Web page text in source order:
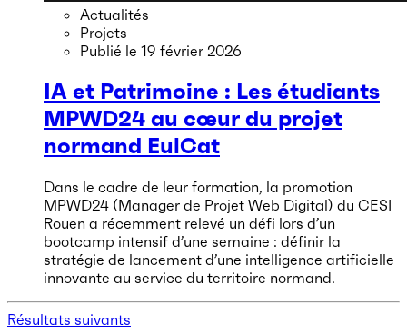
Actualités
Projets
Publié le 19 février 2026
IA et Patrimoine : Les étudiants
MPWD24 au cœur du projet
normand EulCat
Dans le cadre de leur formation, la promotion
MPWD24 (Manager de Projet Web Digital) du CESI
Rouen a récemment relevé un défi lors d’un
bootcamp intensif d’une semaine : définir la
stratégie de lancement d’une intelligence artificielle
innovante au service du territoire normand.
Résultats suivants